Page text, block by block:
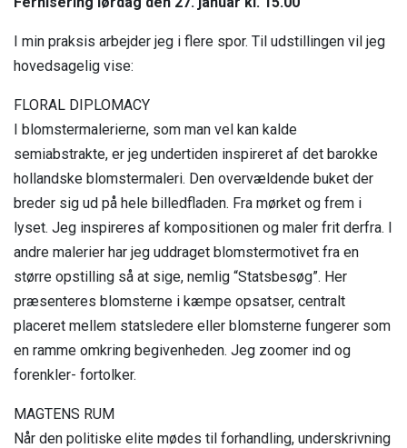
Generalforsamlinger
Publikationer
75 års jubilæum
I min praksis arbejder jeg i flere spor. Til udstillingen vil jeg
hovedsagelig vise:
FLORAL DIPLOMACY
I blomstermalerierne, som man vel kan kalde
semiabstrakte, er jeg undertiden inspireret af det barokke
hollandske blomstermaleri. Den overvældende buket der
breder sig ud på hele billedfladen. Fra mørket og frem i
lyset. Jeg inspireres af kompositionen og maler frit derfra. I
andre malerier har jeg uddraget blomstermotivet fra en
større opstilling så at sige, nemlig “Statsbesøg”. Her
præsenteres blomsterne i kæmpe opsatser, centralt
placeret mellem statsledere eller blomsterne fungerer som
en ramme omkring begivenheden. Jeg zoomer ind og
forenkler- fortolker.
MAGTENS RUM
Når den politiske elite mødes til forhandling, underskrivning